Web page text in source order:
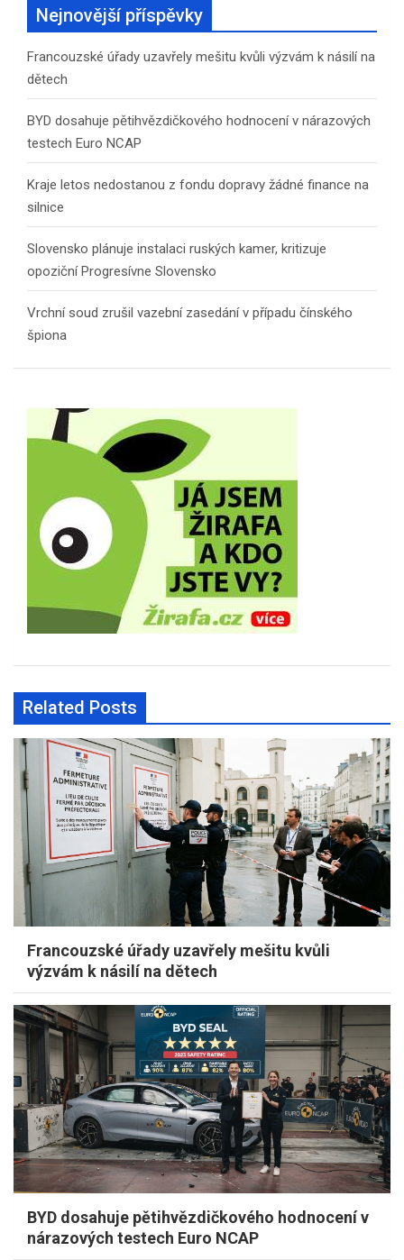
Nejnovější příspěvky
Francouzské úřady uzavřely mešitu kvůli výzvám k násilí na
dětech
BYD dosahuje pětihvězdičkového hodnocení v nárazových
testech Euro NCAP
Kraje letos nedostanou z fondu dopravy žádné finance na
silnice
Slovensko plánuje instalaci ruských kamer, kritizuje
opoziční Progresívne Slovensko
Vrchní soud zrušil vazební zasedání v případu čínského
špiona
Related Posts
Francouzské úřady uzavřely mešitu kvůli
výzvám k násilí na dětech
BYD dosahuje pětihvězdičkového hodnocení v
nárazových testech Euro NCAP